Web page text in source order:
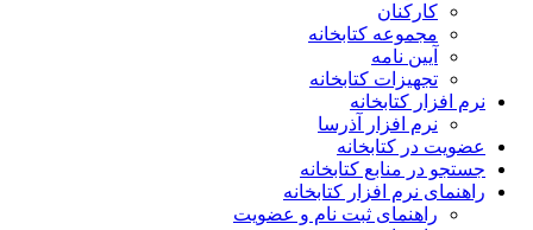
کارکنان
مجموعه کتابخانه
آیین نامه
تجهیزات کتابخانه
نرم افزار کتابخانه
نرم افزار آذرسا
عضویت در کتابخانه
جستجو در منابع کتابخانه
راهنمای نرم افزار کتابخانه
راهنمای ثبت نام و عضویت